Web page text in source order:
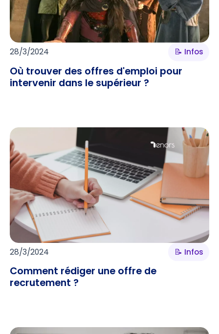
28/3/2024 📝 Infos
Où trouver des offres d'emploi pour
intervenir dans le supérieur ?
28/3/2024 📝 Infos
Comment rédiger une offre de
recrutement ?